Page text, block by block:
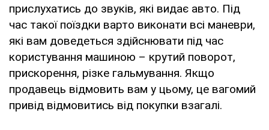
прислухатись до звуків, які видає авто. Під
час такої поїздки варто виконати всі маневри,
які вам доведеться здійснювати під час
користування машиною – крутий поворот,
прискорення, різке гальмування. Якщо
продавець відмовить вам у цьому, це вагомий
привід відмовитись від покупки взагалі.